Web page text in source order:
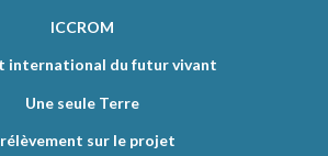
ICCROM
international du futur vivant
Une seule Terre
sur le projet